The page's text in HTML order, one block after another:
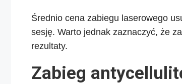
Średnio cena zabiegu laserowego
sesję. Warto jednak zaznaczyć, że
rezultaty.
Zabieg